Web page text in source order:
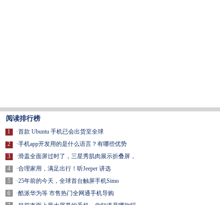
阅读排行榜
1
2
3
4
5
6
·首款 Ubuntu 手机已会出货至全球
·手机app开发用的是什么语言？有哪些优势
·滑盖全面屏过时了，三星秀肌肉展示折叠屏，
·合理家用，满足出行！听Jeeper 讲选
·25年前的今天，全球首台触屏手机Simo
·酷派华为等 市售热门全网通手机导购